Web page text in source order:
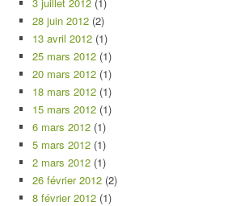
28 juin 2012 (2)
13 avril 2012 (1)
25 mars 2012 (1)
20 mars 2012 (1)
18 mars 2012 (1)
15 mars 2012 (1)
6 mars 2012 (1)
5 mars 2012 (1)
2 mars 2012 (1)
26 février 2012 (2)
8 février 2012 (1)